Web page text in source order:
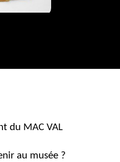
du MAC VAL
au musée ?